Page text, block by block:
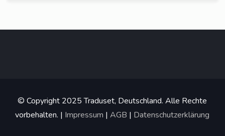
© Copyright 2025 Traduset, Deutschland. Alle Rechte
vorbehalten. | Impressum |AGB | Datenschutzerklärung